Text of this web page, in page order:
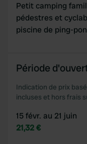
our social media,
may combine it with
provided to them or
Petit camping
pédestres et
piscine de ping-
Période
Indication de prix
incluses et hors frais
15 févr. au 21 juin
21,32 €